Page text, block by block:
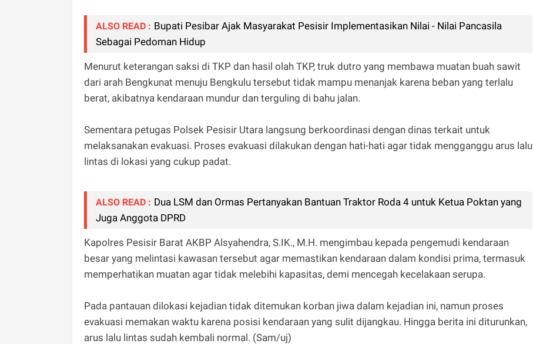
ALSO READ : Bupati Pesibar Ajak Masyarakat Pesisir Implementasikan Nilai - Nilai Pancasila
Sebagai Pedoman Hidup
Menurut keterangan saksi di TKP dan hasil olah TKP, truk dutro yang membawa muatan buah sawit
dari arah Bengkunat menuju Bengkulu tersebut tidak mampu menanjak karena beban yang terlalu
berat, akibatnya kendaraan mundur dan terguling di bahu jalan.
Sementara petugas Polsek Pesisir Utara langsung berkoordinasi dengan dinas terkait untuk
melaksanakan evakuasi. Proses evakuasi dilakukan dengan hati-hati agar tidak mengganggu arus lalu
lintas di lokasi yang cukup padat.
ALSO READ : Dua LSM dan Ormas Pertanyakan Bantuan Traktor Roda 4 untuk Ketua Poktan yang
Juga Anggota DPRD
Kapolres Pesisir Barat AKBP Alsyahendra, S.IK., M.H. mengimbau kepada pengemudi kendaraan
besar yang melintasi kawasan tersebut agar memastikan kendaraan dalam kondisi prima, termasuk
memperhatikan muatan agar tidak melebihi kapasitas, demi mencegah kecelakaan serupa.
Pada pantauan dilokasi kejadian tidak ditemukan korban jiwa dalam kejadian ini, namun proses
evakuasi memakan waktu karena posisi kendaraan yang sulit dijangkau. Hingga berita ini diturunkan,
arus lalu lintas sudah kembali normal. (Sam/uj)